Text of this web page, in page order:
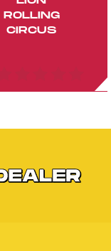
ROLLING
CIRCUS